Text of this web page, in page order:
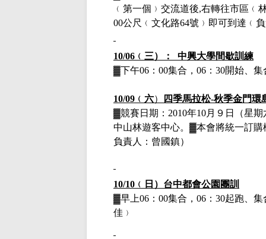
﹙第一個﹚交流道後,右轉往市區﹙
00公尺﹙文化路64號﹚即可到達﹙
10/06 ﹙三）：
中興大學間歇訓練
▓下午06 ： 00集合， 06 ： 30開始、
10/09 ﹙六） 四季馬拉松-秋季金門環
▓競賽日期： 2010年10月９日（星
中山林遊客中心。 ▓本會將統一訂購
負責人：曾國鎮）
10/10 ﹙日）台中都會公園團訓
▓早上06 ： 00集合， 06 ： 30起跑、集
佳﹚